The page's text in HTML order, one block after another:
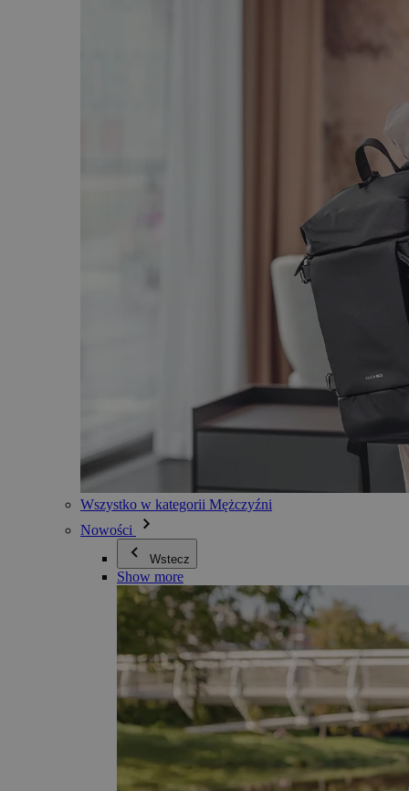
Wszystko w kategorii Mężczyźni
Nowości
Wstecz
Show more